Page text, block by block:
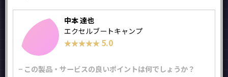
中本 達也
エクセルブートキャンプ
★★★★★
★★★★★ 5.0
− この製品・サービスの良いポイントは何でしょうか？